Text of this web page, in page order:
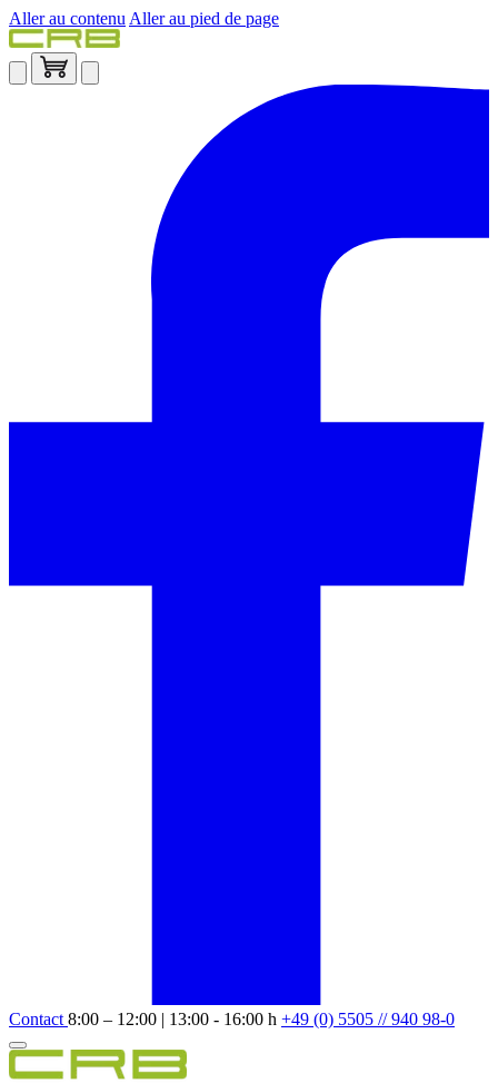
Aller au contenu Aller au pied de page
Contact 8:00 – 12:00 | 13:00 - 16:00 h +49 (0) 5505 // 940 98-0